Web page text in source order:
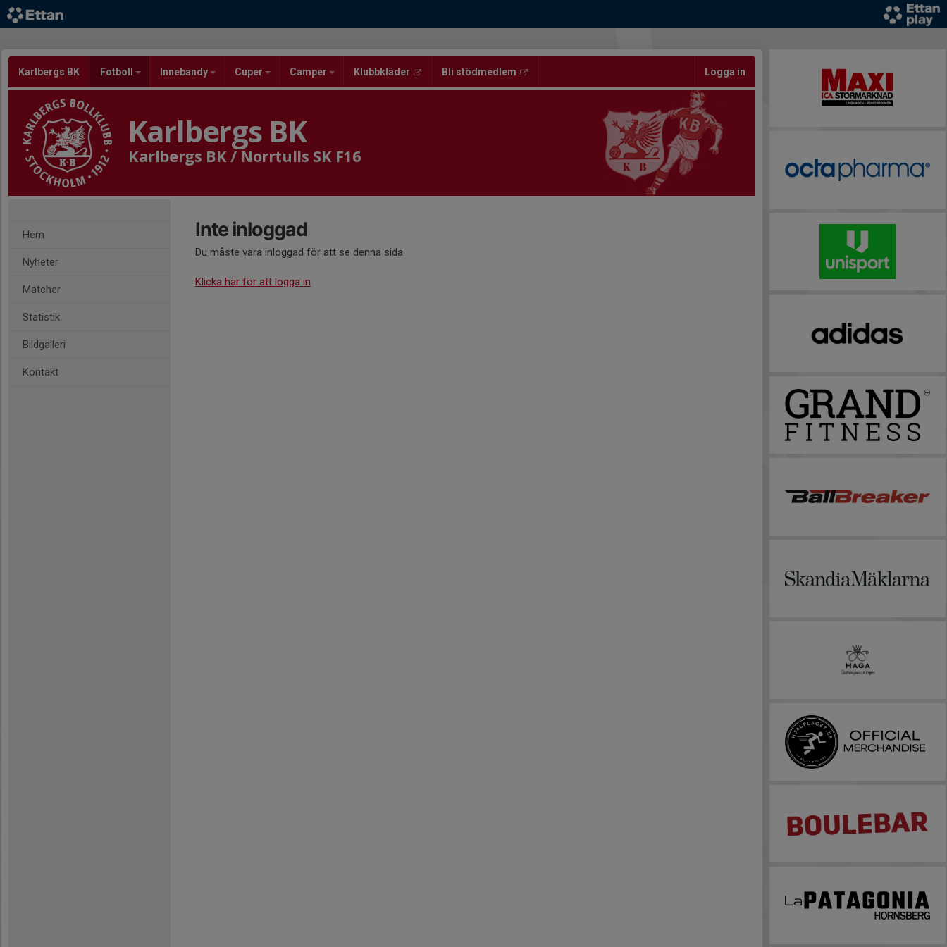
Karlbergs BK Fotboll Innebandy Cuper Camper Klubbkläder Bli stödmedlem Logga in
Karlbergs BK
Karlbergs BK / Norrtulls SK F16
Hem
Nyheter
Matcher
Statistik
Bildgalleri
Kontakt
Inte inloggad
Du måste vara inloggad för att se denna sida.
Klicka här för att logga in